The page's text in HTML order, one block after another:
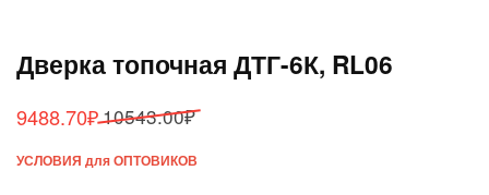
Дверка топочная ДТГ-6К, RL06
10543.00₽
Первоначальная
составляла
9488.70₽
Текущая
9488.70₽.
УСЛОВИЯ для ОПТОВИКОВ